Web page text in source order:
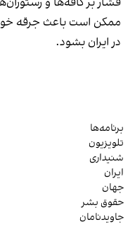
ممکن است باعث جرقه
در ایران بشود.
برنامه‌ها
تلویزیون
شنیداری
ایران
جهان
حقوق بشر
جاویدنامان